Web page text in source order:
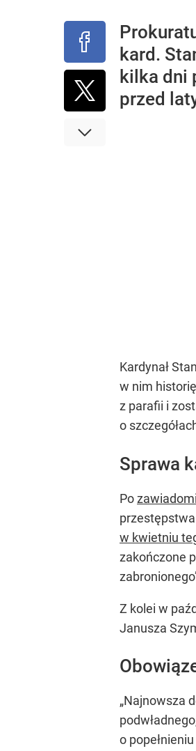
kard.
kilka dni
przed
Kardynał
w nim
z parafii i
o
Sprawa
Po
w kwietniu
zakończone
Z kolei w
Janusza
„Najnowsza
o